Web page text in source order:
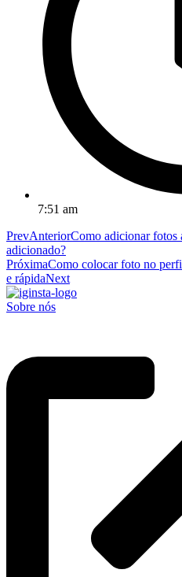
7:51 am
PrevAnteriorComo adicionar fotos
adicionado?
PróximaComo colocar foto no
e rápidaNext
Sobre nós